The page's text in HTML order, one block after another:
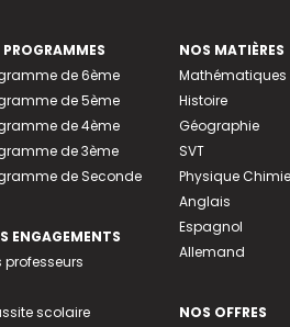
PROGRAMMES
de 6ème
de 5ème
de 4ème
de 3ème
de Seconde
ENGAGEMENTS
professeurs
scolaire
NOS MATIÈRES
Mathématiques
Histoire
Géographie
SVT
Physique Chimie
Anglais
Espagnol
Allemand
NOS OFFRES